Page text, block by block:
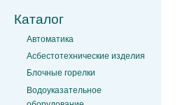
Каталог
Автоматика
Асбестотехнические изделия
Блочные горелки
Водоуказательное